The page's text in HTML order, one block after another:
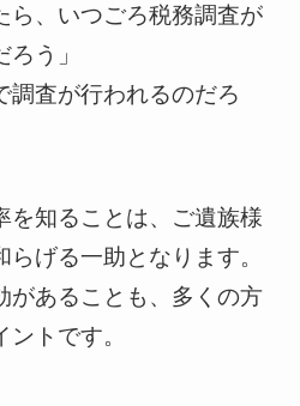
ら、いつごろ税務調査が
う」
調査が行われるのだろ
を知ることは、ご遺族様
げる一助となります。
があることも、多くの方
トです。